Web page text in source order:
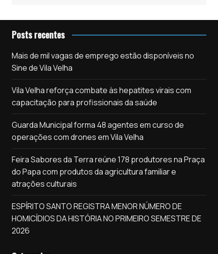
Posts recentes
Mais de mil vagas de emprego estão disponíveis no
Sine de Vila Velha
Vila Velha reforça combate às hepatites virais com
capacitação para profissionais da saúde
Guarda Municipal forma 48 agentes em curso de
operações com drones em Vila Velha
Feira Sabores da Terra reúne 178 produtores na Praça
do Papa com produtos da agricultura familiar e
atrações culturais
ESPÍRITO SANTO REGISTRA MENOR NÚMERO DE
HOMICÍDIOS DA HISTÓRIA NO PRIMEIRO SEMESTRE DE
2026